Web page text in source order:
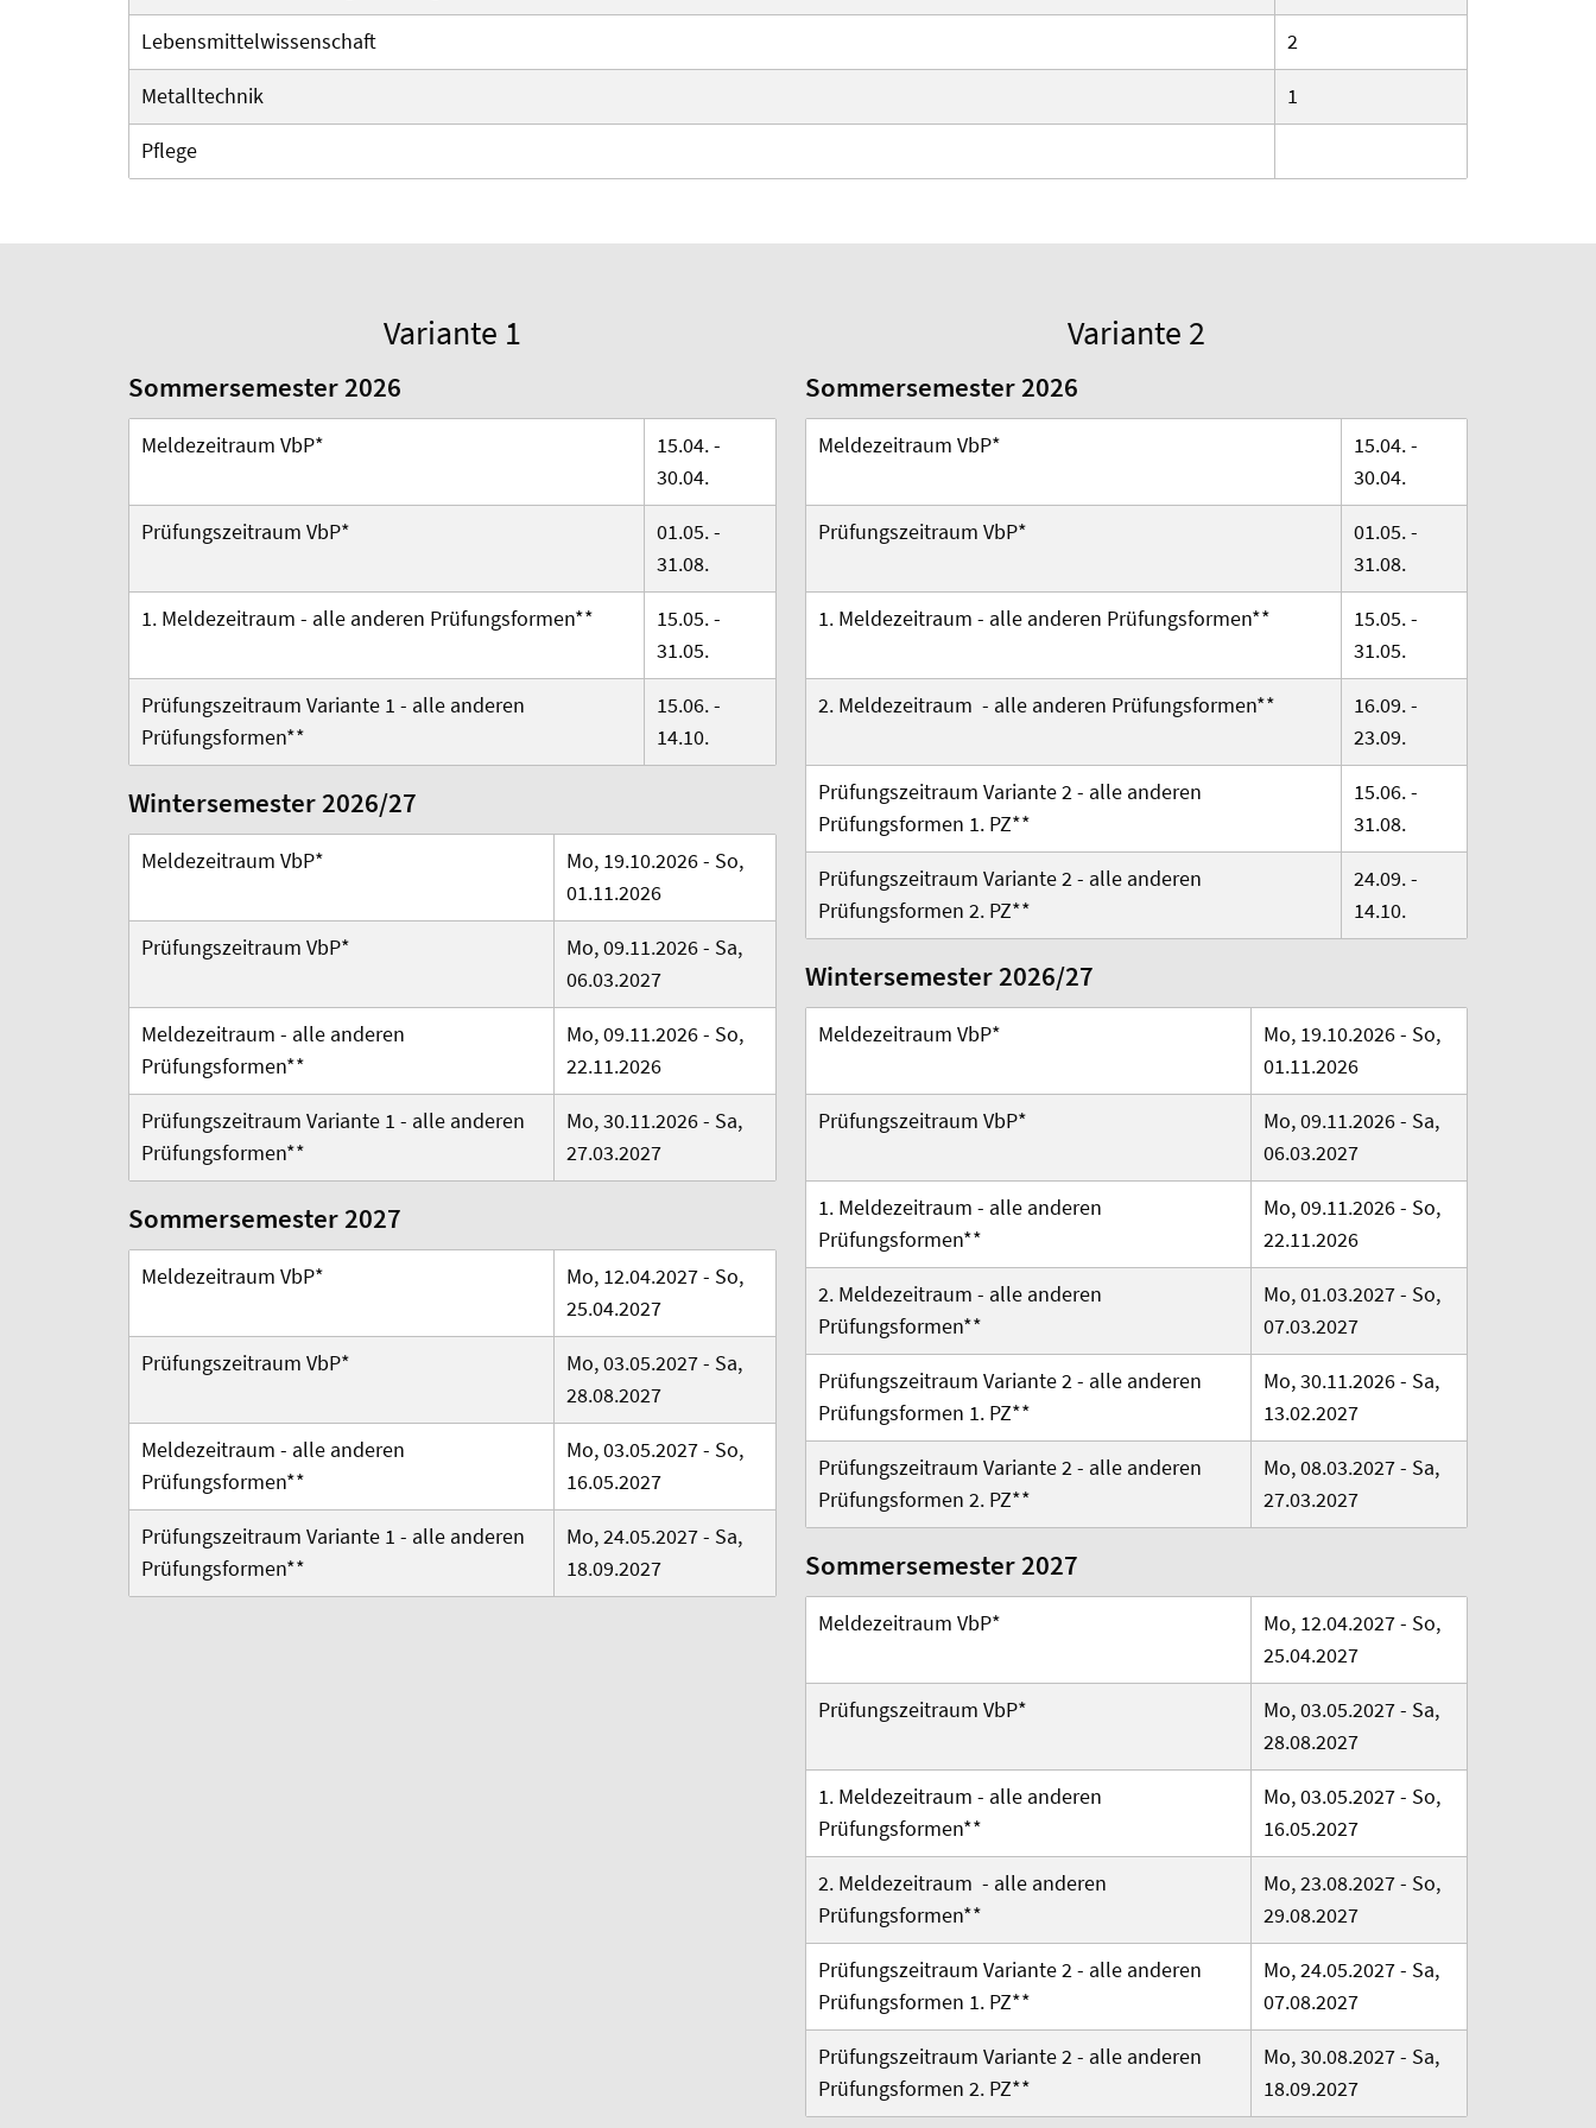
Lebensmittelwissenschaft
2
Metalltechnik
1
Pflege
Variante 1
Sommersemester 2026
Meldezeitraum VbP*
15.04. -
30.04.
Prüfungszeitraum VbP*
01.05. -
31.08.
1. Meldezeitraum - alle anderen Prüfungsformen**
15.05. -
31.05.
Prüfungszeitraum Variante 1 - alle anderen
Prüfungsformen**
15.06. -
14.10.
Wintersemester 2026/27
Meldezeitraum VbP*
Mo, 19.10.2026 - So,
01.11.2026
Prüfungszeitraum VbP*
Mo, 09.11.2026 - Sa,
06.03.2027
Meldezeitraum - alle anderen
Prüfungsformen**
Mo, 09.11.2026 - So,
22.11.2026
Prüfungszeitraum Variante 1 - alle anderen
Prüfungsformen**
Mo, 30.11.2026 - Sa,
27.03.2027
Sommersemester 2027
Meldezeitraum VbP*
Mo, 12.04.2027 - So,
25.04.2027
Prüfungszeitraum VbP*
Mo, 03.05.2027 - Sa,
28.08.2027
Meldezeitraum - alle anderen
Prüfungsformen**
Mo, 03.05.2027 - So,
16.05.2027
Prüfungszeitraum Variante 1 - alle anderen
Prüfungsformen**
Mo, 24.05.2027 - Sa,
18.09.2027
Variante 2
Sommersemester 2026
Meldezeitraum VbP*
15.04. -
30.04.
Prüfungszeitraum VbP*
01.05. -
31.08.
1. Meldezeitraum - alle anderen Prüfungsformen**
15.05. -
31.05.
2. Meldezeitraum - alle anderen Prüfungsformen**
16.09. -
23.09.
Prüfungszeitraum Variante 2 - alle anderen
Prüfungsformen 1. PZ**
15.06. -
31.08.
Prüfungszeitraum Variante 2 - alle anderen
Prüfungsformen 2. PZ**
24.09. -
14.10.
Wintersemester 2026/27
Meldezeitraum VbP*
Mo, 19.10.2026 - So,
01.11.2026
Prüfungszeitraum VbP*
Mo, 09.11.2026 - Sa,
06.03.2027
1. Meldezeitraum - alle anderen
Prüfungsformen**
Mo, 09.11.2026 - So,
22.11.2026
2. Meldezeitraum - alle anderen
Prüfungsformen**
Mo, 01.03.2027 - So,
07.03.2027
Prüfungszeitraum Variante 2 - alle anderen
Prüfungsformen 1. PZ**
Mo, 30.11.2026 - Sa,
13.02.2027
Prüfungszeitraum Variante 2 - alle anderen
Prüfungsformen 2. PZ**
Mo, 08.03.2027 - Sa,
27.03.2027
Sommersemester 2027
Meldezeitraum VbP*
Mo, 12.04.2027 - So,
25.04.2027
Prüfungszeitraum VbP*
Mo, 03.05.2027 - Sa,
28.08.2027
1. Meldezeitraum - alle anderen
Prüfungsformen**
Mo, 03.05.2027 - So,
16.05.2027
2. Meldezeitraum - alle anderen
Prüfungsformen**
Mo, 23.08.2027 - So,
29.08.2027
Prüfungszeitraum Variante 2 - alle anderen
Prüfungsformen 1. PZ**
Mo, 24.05.2027 - Sa,
07.08.2027
Prüfungszeitraum Variante 2 - alle anderen
Prüfungsformen 2. PZ**
Mo, 30.08.2027 - Sa,
18.09.2027